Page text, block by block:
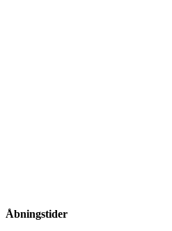
Åbningstider